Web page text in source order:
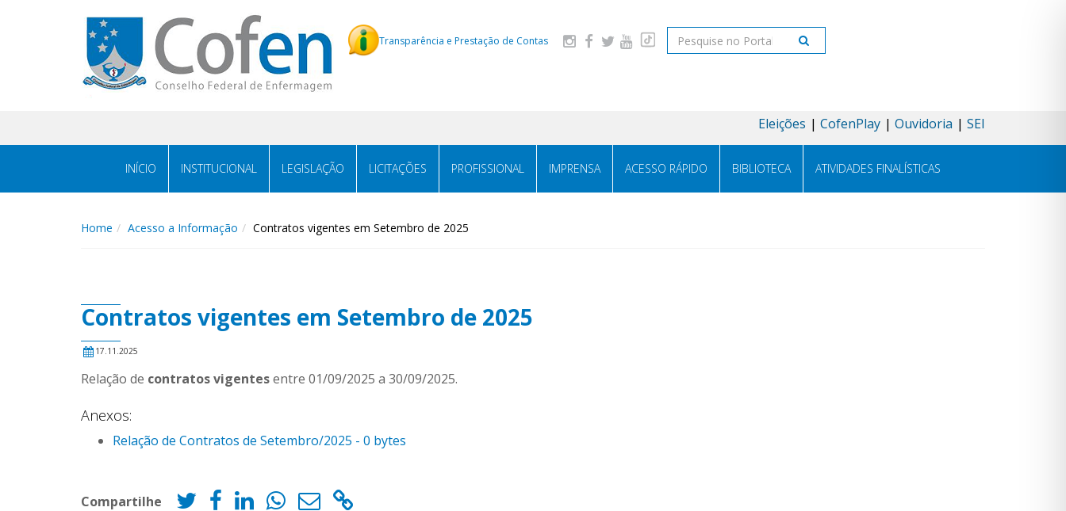
Transparência e Prestação de Contas Pesquisar
Eleições CofenPlay Ouvidoria SEI
INÍCIO INSTITUCIONAL LEGISLAÇÃO LICITAÇÕES PROFISSIONAL IMPRENSA ACESSO RÁPIDO BIBLIOTECA ATIVIDADES FINALÍSTICAS
Home Acesso a Informação Contratos vigentes em Setembro de 2025
Contratos vigentes em Setembro de 2025
17.11.2025
Relação de contratos vigentesentre 01/09/2025 a 30/09/2025.
Anexos:
Relação de Contratos de Setembro/2025 - 0 bytes
Compartilhe